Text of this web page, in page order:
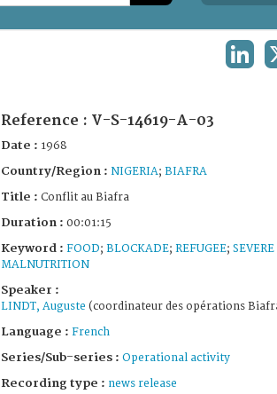
Reference : V-S-14619-A-03
Date : 1968
Country/Region : NIGERIA; BIAFRA
Title : Conflit au Biafra
Duration : 00:01:15
Keyword : FOOD; BLOCKADE; REFUGEE; SEVERE
MALNUTRITION
Speaker :
LINDT, Auguste (coordinateur des opérations
Language : French
Series/Sub-series : Operational activity
Recording type : news release